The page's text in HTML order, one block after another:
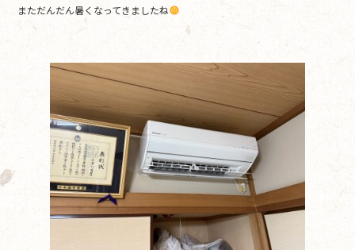
まただんだん暑くなってきましたね